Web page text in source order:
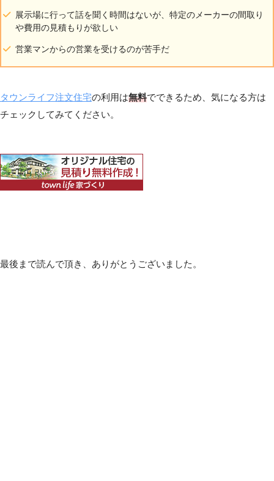
展示場に行って話を聞く時間はないが、特定のメーカーの間取り
や費用の見積もりが欲しい
営業マンからの営業を受けるのが苦手だ
タウンライフ注文住宅の利用は無料でできるため、気になる方は
チェックしてみてください。
最後まで読んで頂き、ありがとうございました。